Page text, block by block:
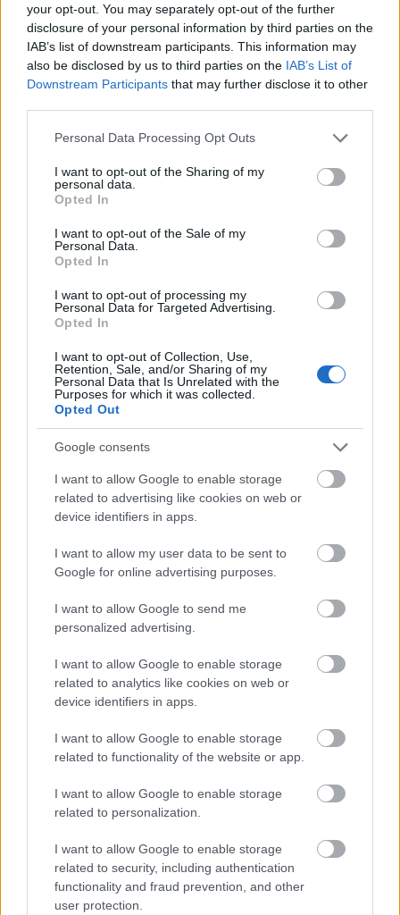
your opt-out. You may separately opt-out of the further
disclosure of your personal information by third parties on the
IAB’s list of downstream participants. This information may
also be disclosed by us to third parties on the IAB’s List of
Downstream Participants that may further disclose it to other
Please note that this website/app uses one or more Google
not limited to your visit or usage behaviour. You may click to
grant or deny consent to Google and its third-party tags to
use your data for below specified purposes in below Google
consent section.
Personal Data Processing Opt Outs
I want to opt-out of the Sharing of my
personal data.
Opted In
I want to opt-out of the Sale of my
Personal Data.
Opted In
I want to opt-out of processing my
Personal Data for Targeted Advertising.
Opted In
I want to opt-out of Collection, Use,
Retention, Sale, and/or Sharing of my
Personal Data that Is Unrelated with the
Purposes for which it was collected.
Opted Out
Google consents
I want to allow Google to enable storage
related to advertising like cookies on web or
device identifiers in apps.
I want to allow my user data to be sent to
Google for online advertising purposes.
I want to allow Google to send me
personalized advertising.
I want to allow Google to enable storage
related to analytics like cookies on web or
device identifiers in apps.
I want to allow Google to enable storage
related to functionality of the website or app.
I want to allow Google to enable storage
related to personalization.
I want to allow Google to enable storage
related to security, including authentication
functionality and fraud prevention, and other
user protection.
Börleszkbe illő góllal söpörtek
Hetényiék
4-0-ra verte a bajnoki címvédőt az alapszakasz-
hatodik Jokerit. Az SM-liiga rájátszásában Hetényi
Zoltán végig a csapatban volt, de jégre nem lépett,
mert az első számú kapus, Eero Kilpelainen
félelmetes formában védte végig a playoff eddigi
négy mérkőzését. A szerdai…
Hári két góljával final fourba jutott a
F. Kapus•2012. március 25.
A magyar válogatott bő keretéből négy
idegenlégiósnak még tart a klubszezon. Hetényi
Zoltán, Szuper Levente, Hári János és Kóger Dániel a
világ négy különböző részén játszik, csak bízni lehet
abban, hogy mindannyian hazaérnek a szlovéniai
világbajnokságig. Tovább után…
Kóger Dániel ötödször is az AHL-be
2012. március 13.
A Hershey Bears játékosa lesz a magyar csatár,
Kóger Dániel hétfőn utazott az ECHL-es South
Carolina Stingraystől az egy ligával magasabban
szereplő új klubjához. Az NHL farmligájába ötödik
meghívását kapta a szezonban, és ez lesz idén a
hatodik tengerentúli egyesület,…
Szélig és Szirányi idénye is véget ért
F. Kapus •2012. március 11.
A francia negyeddöntőben kiesett a Briancon, az